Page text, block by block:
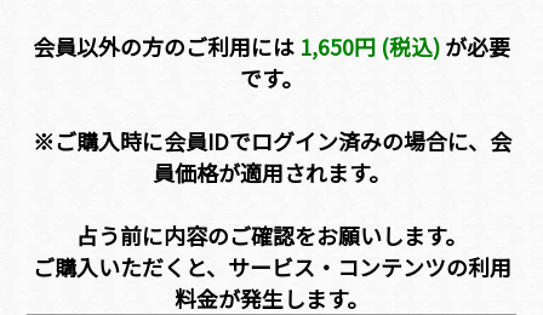
会員以外の方のご利用には 1,650円 (税込)が必要
です。
※ご購入時に会員IDでログイン済みの場合に、会
員価格が適用されます。
占う前に内容のご確認をお願いします。
ご購入いただくと、サービス・コンテンツの利用
料金が発生します。